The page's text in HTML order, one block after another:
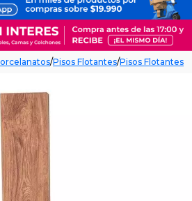
/Pisos Flotantes/Pisos Flotantes